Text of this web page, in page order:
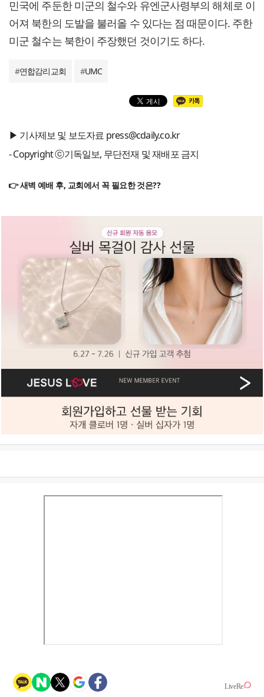
민국에 주둔한 미군의 철수와 유엔군사령부의 해체로 이
어져 북한의 도발을 불러올 수 있다는 점 때문이다. 주한
미군 철수는 북한이 주장했던 것이기도 하다.
#연합감리교회 #UMC
▶ 기사제보 및 보도자료 press@cdaily.co.kr
- Copyright ⓒ기독일보, 무단전재 및 재배포 금지
👉 새벽 예배 후, 교회에서 꼭 필요한 것은??